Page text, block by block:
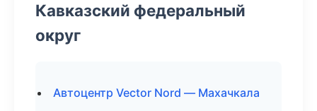
Кавказский федеральный
округ
Автоцентр Vector Nord — Махачкала